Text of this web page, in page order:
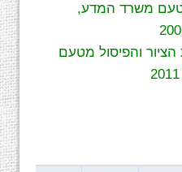
משרד המדע,
הציור והפיסול מטעם